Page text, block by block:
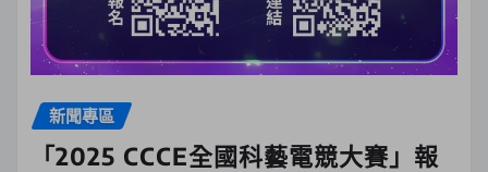
新聞專區
「2025 CCCE全國科藝電競大賽」報